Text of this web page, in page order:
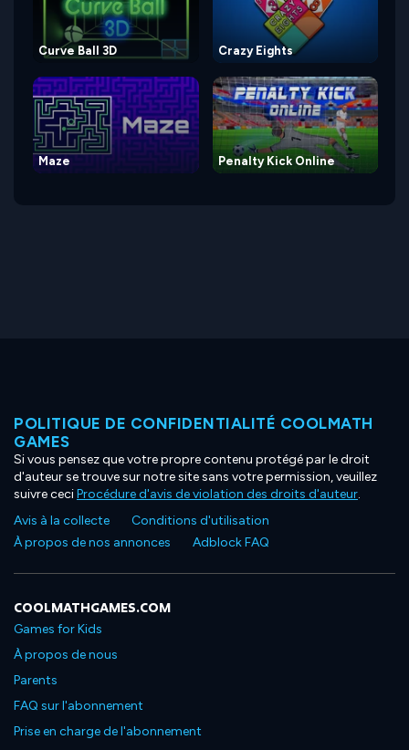
Curve Ball 3D Crazy Eights
Maze Penalty Kick Online
POLITIQUE DE CONFIDENTIALITÉ COOLMATH
GAMES
Si vous pensez que votre propre contenu protégé par le droit
d'auteur se trouve sur notre site sans votre permission, veuillez
suivre ceciProcédure d'avis de violation des droits d'auteur.
Avis à la collecte
Conditions d'utilisation
À propos de nos annonces
Adblock FAQ
COOLMATHGAMES.COM
Games for Kids
À propos de nous
Parents
FAQ sur l'abonnement
Prise en charge de l'abonnement